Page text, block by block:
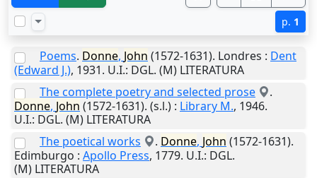
p. 1
Poems. Donne, John (1572-1631). Londres : Dent
(Edward J.), 1931. U.I.: DGL. (M) LITERATURA
The complete poetry and selected prose
.
Donne, John (1572-1631). (s.l.) : Library M., 1946.
U.I.: DGL. (M) LITERATURA
The poetical works
. Donne, John (1572-1631).
Edimburgo : Apollo Press, 1779. U.I.: DGL.
(M) LITERATURA